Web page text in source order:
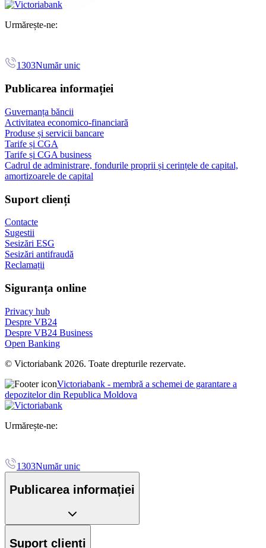
Urmărește-ne:
1303Număr unic
Publicarea informației
Guvernanța băncii
Activitatea economico-financiară
Produse și servicii bancare
Tarife și CGA
Tarife și CGA business
Cadrul de administrare, fondurile proprii și cerințele de capital,
amortizoarele de capital
Suport clienți
Contacte
Sugestii
Sesizări ESG
Sesizări antifraudă
Reclamații
Siguranța online
Privacy hub
Despre VB24
Despre VB24 Business
Open Banking
© Victoriabank 2026. Toate drepturile rezervate.
Victoriabank - membră a schemei de garantare a
depozitelor din Republica Moldova
Urmărește-ne:
1303Număr unic
Publicarea informației
Suport clienți